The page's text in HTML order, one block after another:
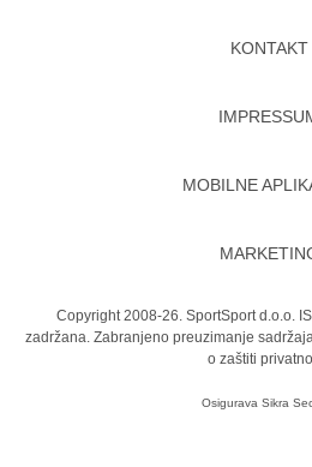
KONTAKT
MOBILNE
Copyright 2008-26. SportSport d.o.o.
zadržana. Zabranjeno preuzimanje
o zaštiti
Osigurava Sikra